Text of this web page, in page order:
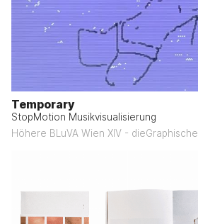
Temporary
StopMotion Musikvisualisierung
Höhere BLuVA Wien XIV - dieGraphische